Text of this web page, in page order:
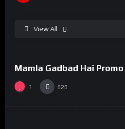
View All
#15
100%
Mamla Gadbad Hai Promo
1 828